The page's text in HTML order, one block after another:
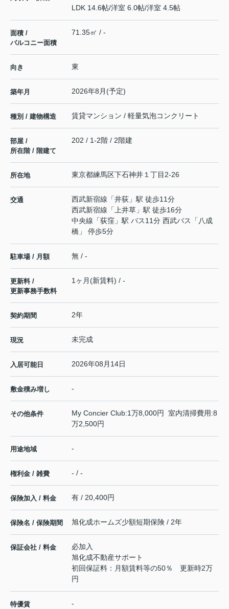
LDK 14.6帖/洋室 6.0帖/洋室 4.5帖
面積 /
バルコニー面積
71.35㎡ / -
向き 東
築年月 2026年8月(予定)
種別 / 建物構造 賃貸マンション / 軽量気泡コンクリート
部屋 /
所在階 / 階建て
202 / 1-2階 / 2階建
所在地 東京都練馬区下石神井１丁目2-26
交通 西武新宿線 「井荻 」駅 徒歩11分
西武新宿線 「上井草 」駅 徒歩16分
中央線 「荻窪 」駅 バス11分 西武バス「八成
橋」 停歩5分
駐車場 / 月額 無 / -
更新料 /
更新事務手数料
1ヶ月(新賃料) / -
契約期間 2年
現況 未完成
入居可能日 2026年08月14日
敷金積み増し -
その他条件
My Concier Club:1万8,000円 室内清掃費用:8
万2,500円
用途地域 -
権利金 / 雑費 - / -
保険加入 / 料金 有 / 20,400円
保険名 / 保険期間 旭化成ホームズ少額短期保険 / 2年
保証会社 / 料金
必加入
旭化成不動産サポート
初回保証料：月額賃料等の50％ 更新時2万
円
特優賃 -